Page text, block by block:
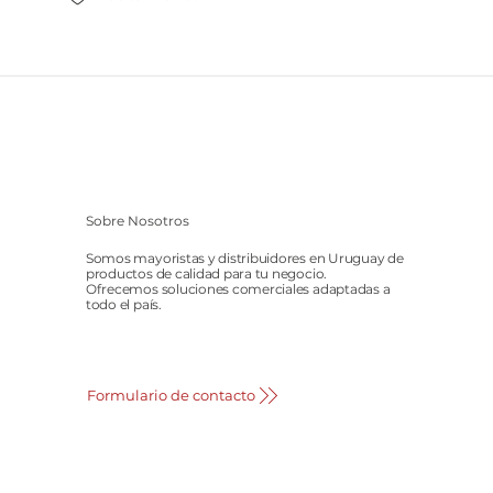
Sobre Nosotros
Somos mayoristas y distribuidores en Uruguay de
productos de calidad para tu negocio.
Ofrecemos soluciones comerciales adaptadas a
todo el país.
Formulario de contacto